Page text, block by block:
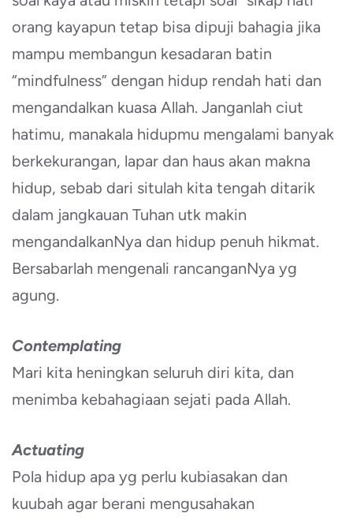
orang kayapun tetap bisa dipuji bahagia jika
mampu membangun kesadaran batin
“mindfulness” dengan hidup rendah hati dan
mengandalkan kuasa Allah. Janganlah ciut
hatimu, manakala hidupmu mengalami banyak
berkekurangan, lapar dan haus akan makna
hidup, sebab dari situlah kita tengah ditarik
dalam jangkauan Tuhan utk makin
mengandalkanNya dan hidup penuh hikmat.
Bersabarlah mengenali rancanganNya yg
agung.
Contemplating
Mari kita heningkan seluruh diri kita, dan
menimba kebahagiaan sejati pada Allah.
Actuating
Pola hidup apa yg perlu kubiasakan dan
kuubah agar berani mengusahakan